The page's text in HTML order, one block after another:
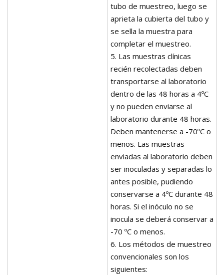
tubo de muestreo, luego se
aprieta la cubierta del tubo y
se sella la muestra para
completar el muestreo.
5. Las muestras clínicas
recién recolectadas deben
transportarse al laboratorio
dentro de las 48 horas a 4ºC
y no pueden enviarse al
laboratorio durante 48 horas.
Deben mantenerse a -70ºC o
menos. Las muestras
enviadas al laboratorio deben
ser inoculadas y separadas lo
antes posible, pudiendo
conservarse a 4ºC durante 48
horas. Si el inóculo no se
inocula se deberá conservar a
-70 ºC o menos.
6. Los métodos de muestreo
convencionales son los
siguientes: